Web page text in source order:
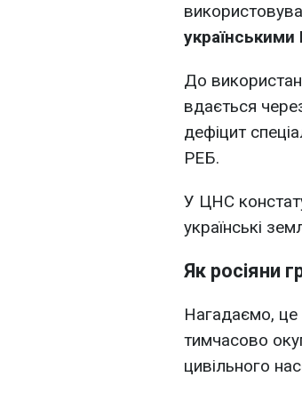
До
вдається
дефіцит
РЕБ.
У ЦНС
українські
Як росіяни
Нагадаємо,
тимчасово
цивільного